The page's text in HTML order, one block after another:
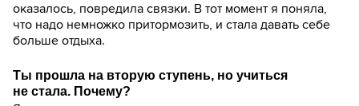
оказалось, повредила связки. В тот момент я поняла,
что надо немножко притормозить, и стала давать себе
больше отдыха.
Ты прошла на вторую ступень, но учиться
не стала. Почему?